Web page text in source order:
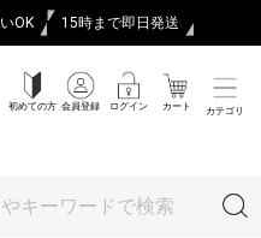
OK 15時まで即日発送
初めての方 会員登録 ログイン カート カテゴリ